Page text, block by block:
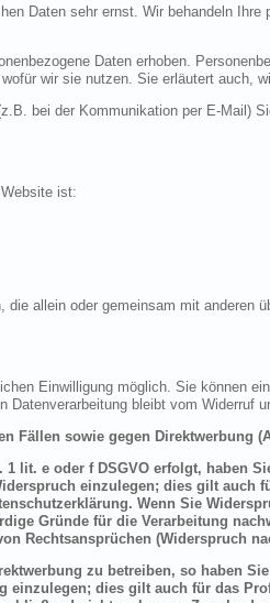
Daten sehr ernst. Wir behandeln
Daten erhoben.
wir sie nutzen. Sie erläutert auch,
bei der Kommunikation per E-
ist:
allein oder gemeinsam mit
Einwilligung möglich. Sie können
bleibt vom Widerruf
Fällen sowie gegen Direktwerbung
lit. e oder f DSGVO erfolgt, haben
einzulegen; dies gilt
Wenn Sie
Gründe für die Verarbeitung
Rechtsansprüchen (Widerspruch
zu betreiben, so haben
einzulegen; dies gilt auch für das